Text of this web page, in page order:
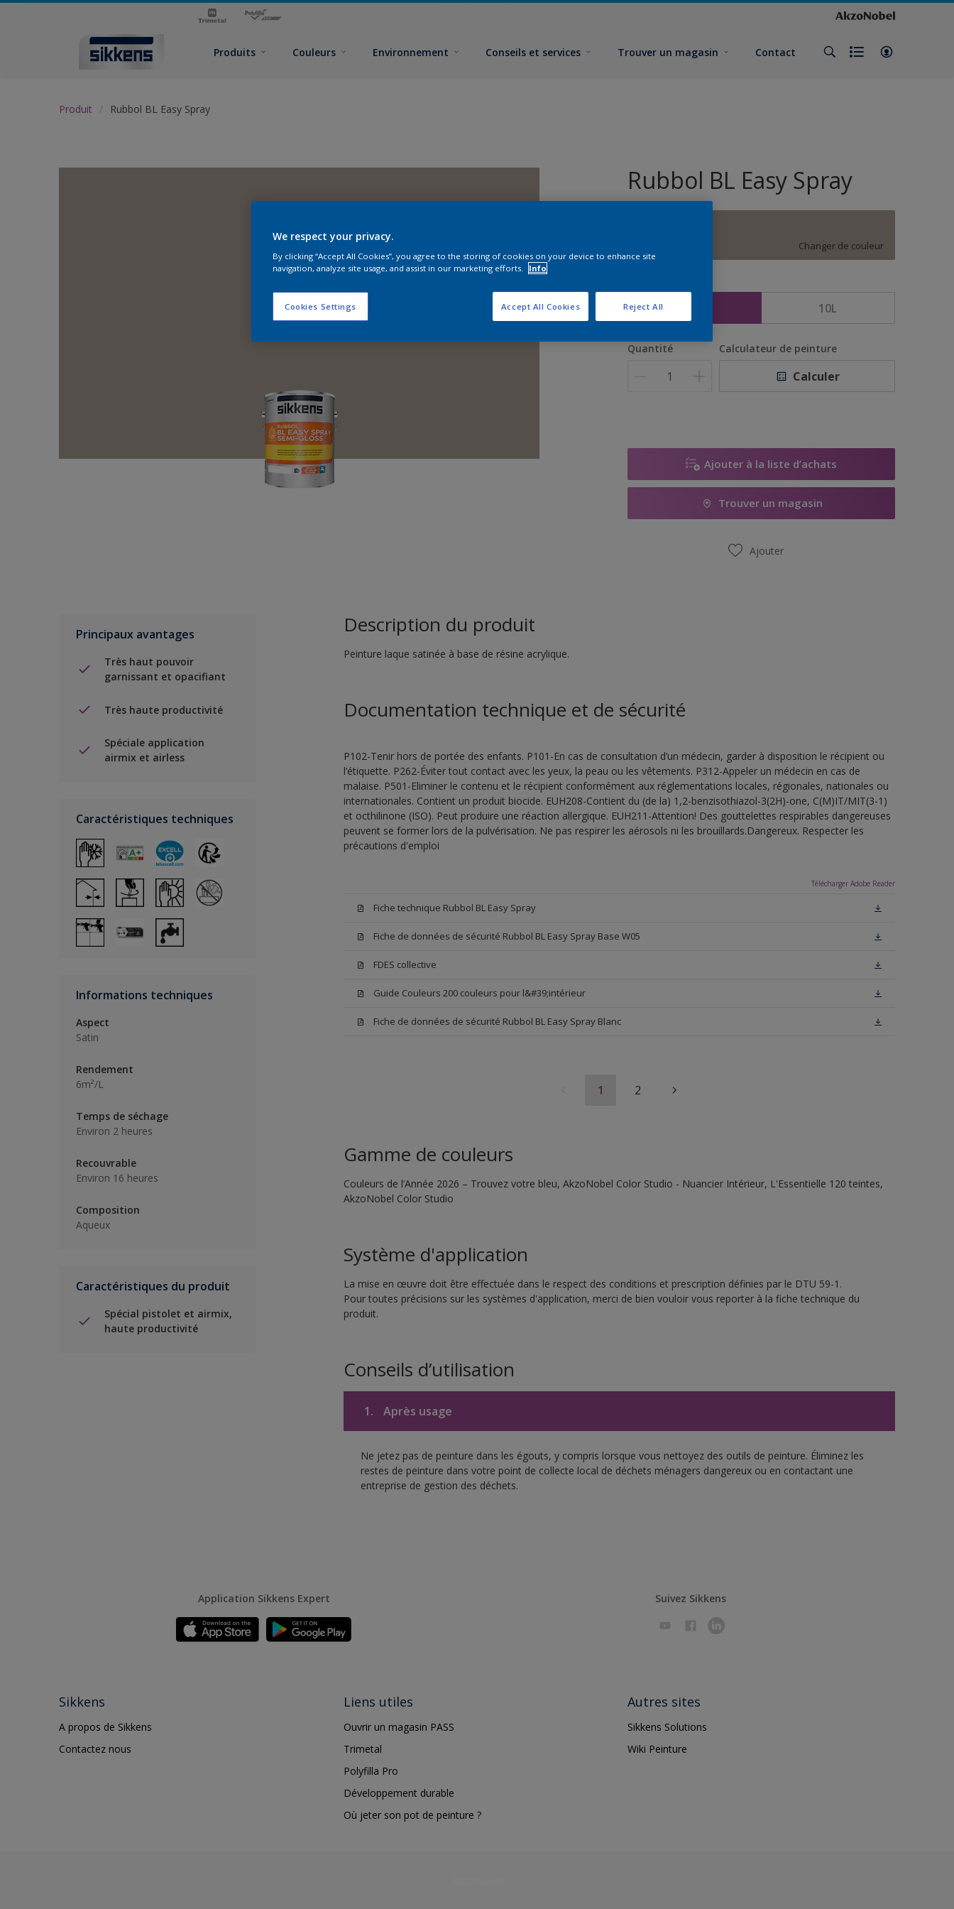
Produits Couleurs Environnement Conseils et services Trouver un magasin Contact
Produit Rubbol BL Easy Spray
Rubbol BL Easy Spray
Changer de couleur
10L
Quantité Calculateur de peinture
Calculer
Ajouter à la liste d’achats
Trouver un magasin
Ajouter
Principaux avantages
Très haut pouvoir
garnissant et opacifiant
Très haute productivité
Spéciale application
airmix et airless
Caractéristiques techniques
Informations techniques
Aspect
Satin
Rendement
6m²/L
Temps de séchage
Environ 2 heures
Recouvrable
Environ 16 heures
Composition
Aqueux
Caractéristiques du produit
Spécial pistolet et airmix,
haute productivité
Description du produit
Peinture laque satinée à base de résine acrylique.
Documentation technique et de sécurité
P102-Tenir hors de portée des enfants. P101-En cas de consultation d’un médecin, garder à disposition le récipient ou
l’étiquette. P262-Éviter tout contact avec les yeux, la peau ou les vêtements. P312-Appeler un médecin en cas de
malaise. P501-Eliminer le contenu et le récipient conformément aux réglementations locales, régionales, nationales ou
internationales. Contient un produit biocide. EUH208-Contient du (de la) 1,2-benzisothiazol-3(2H)-one, C(M)IT/MIT(3-1)
et octhilinone (ISO). Peut produire une réaction allergique. EUH211-Attention! Des gouttelettes respirables dangereuses
peuvent se former lors de la pulvérisation. Ne pas respirer les aérosols ni les brouillards.Dangereux. Respecter les
précautions d'emploi
Télécharger Adobe Reader
Fiche technique Rubbol BL Easy Spray
Fiche de données de sécurité Rubbol BL Easy Spray Base W05
FDES collective
Guide Couleurs 200 couleurs pour l&#39;intérieur
Fiche de données de sécurité Rubbol BL Easy Spray Blanc
1 2
Gamme de couleurs
Couleurs de l’Année 2026 – Trouvez votre bleu, AkzoNobel Color Studio - Nuancier Intérieur, L'Essentielle 120 teintes,
AkzoNobel Color Studio
Système d'application
La mise en œuvre doit être effectuée dans le respect des conditions et prescription définies par le DTU 59-1.
Pour toutes précisions sur les systèmes d'application, merci de bien vouloir vous reporter à la fiche technique du
produit.
Conseils d’utilisation
1. Après usage
Ne jetez pas de peinture dans les égouts, y compris lorsque vous nettoyez des outils de peinture. Éliminez les
restes de peinture dans votre point de collecte local de déchets ménagers dangereux ou en contactant une
entreprise de gestion des déchets.
Application Sikkens Expert Suivez Sikkens
Sikkens
A propos de Sikkens
Contactez nous
Liens utiles
Ouvrir un magasin PASS
Trimetal
Polyfilla Pro
Développement durable
Où jeter son pot de peinture ?
Autres sites
Sikkens Solutions
Wiki Peinture
We respect your privacy.
By clicking “Accept All Cookies”, you agree to the storing of cookies on your device to enhance site
navigation, analyze site usage, and assist in our marketing efforts.
Info
Cookies Settings Reject All
Accept All Cookies